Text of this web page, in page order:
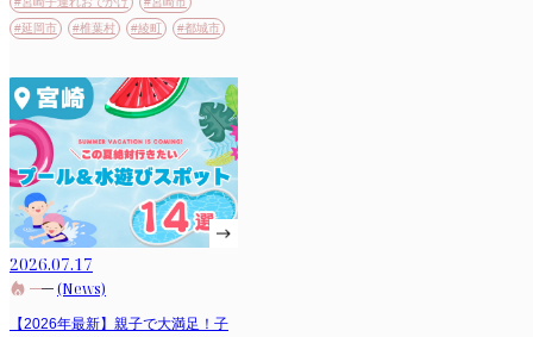
#延岡市
#椎葉村 #綾町 #都城市
2026.07.17
(News)
【2026年最新】親子で大満足！子